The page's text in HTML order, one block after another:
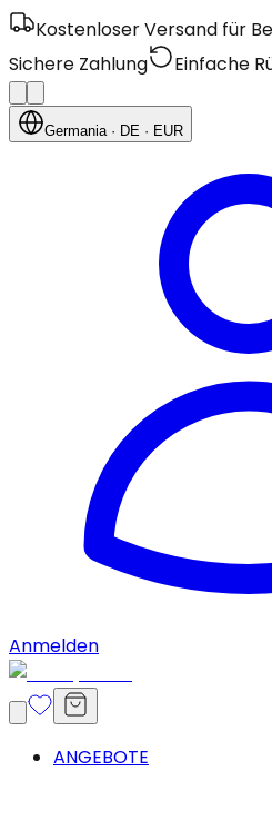
Kostenloser Versand für
Sichere Zahlung
Einfache
Germania· DE · EUR
Anmelden
ANGEBOTE